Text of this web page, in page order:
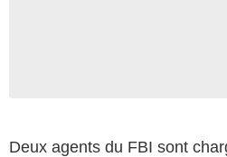
Deux agents du FBI sont